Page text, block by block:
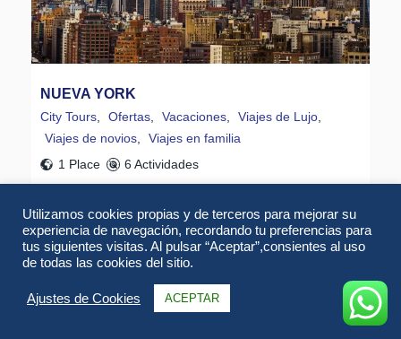
NUEVA YORK
City Tours Ofertas Vacaciones Viajes de Lujo
Viajes de novios
Viajes en familia
1 Place
6 Actividades
Ven con nosotros a descubrir Nueva York , te
sorprenderás en 6 noches te explicamos como
conocer una gran aparte de esta maravillosa ciudad
Saber Más
Utilizamos cookies propias y de terceros para mejorar su
experiencia de navegación, recordando tu preferencias para
tus siguientes visitas. Al pulsar “Aceptar”,consientes al uso
de todas las cookies del sitio.
Ajustes de Cookies ACEPTAR